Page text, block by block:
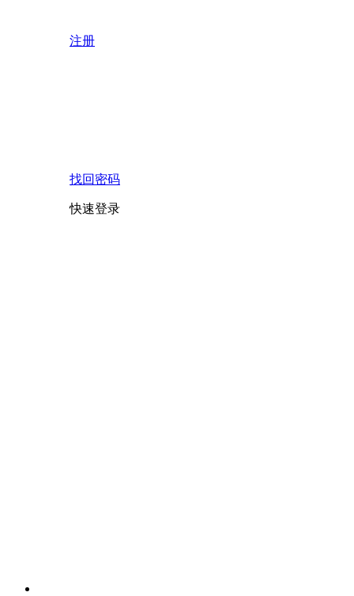
注册
找回密码
快速登录